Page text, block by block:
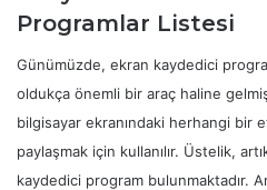
Programlar Listesi
Günümüzde, ekran kaydedici
oldukça önemli bir araç haline
bilgisayar ekranındaki herhangi bir
paylaşmak için kullanılır. Üstelik,
kaydedici program bulunmaktadır.